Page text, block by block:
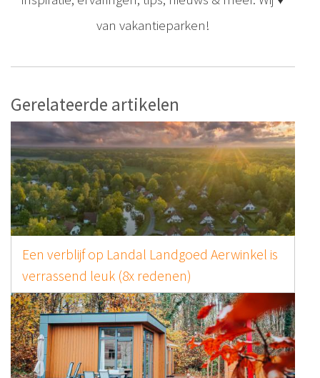
van vakantieparken!
Gerelateerde artikelen
Een verblijf op Landal Landgoed Aerwinkel is
verrassend leuk (8x redenen)